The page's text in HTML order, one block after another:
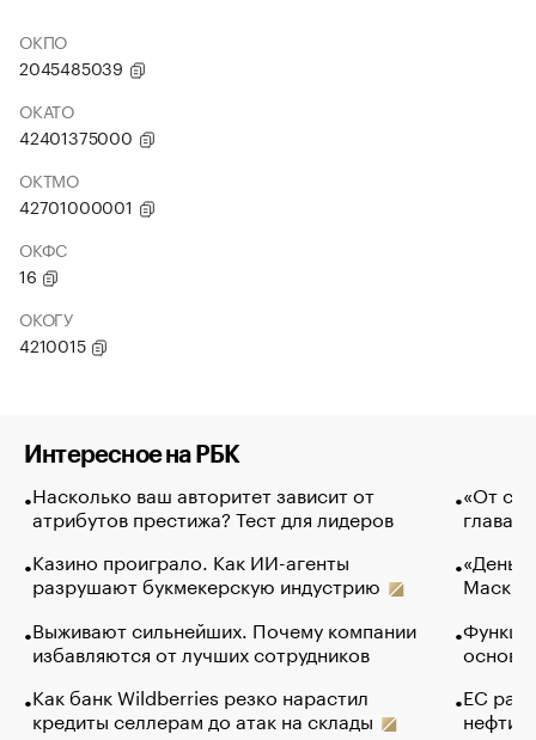
ОКПО
2045485039
ОКАТО
42401375000
ОКТМО
42701000001
ОКФС
16
ОКОГУ
4210015
Интересное на РБК
Насколько ваш авторитет зависит от
атрибутов престижа? Тест для лидеров
Казино проиграло. Как ИИ-агенты
разрушают букмекерскую индустрию
Выживают сильнейших. Почему компании
избавляются от лучших сотрудников
Как банк Wildberries резко нарастил
кредиты селлерам до атак на склады
«От
глава
Маск в
основ
ЕС
нефти